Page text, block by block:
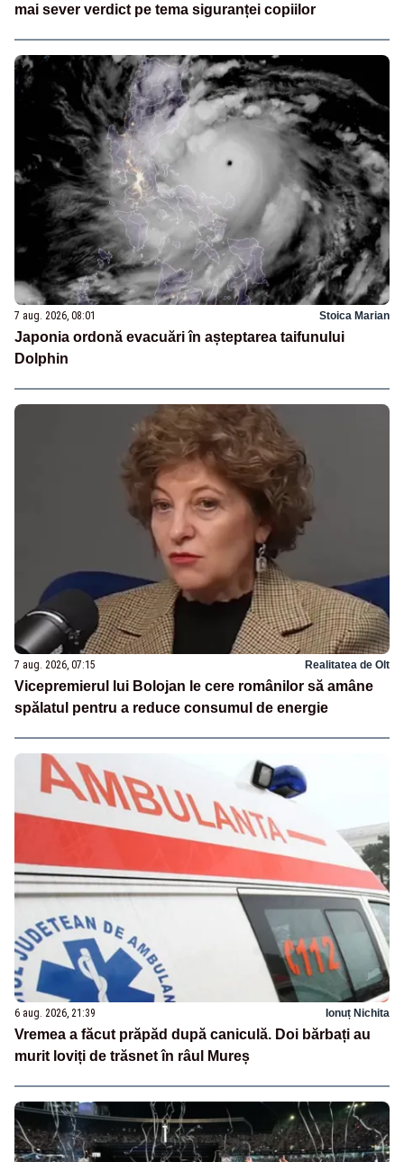
mai sever verdict pe tema siguranței copiilor
7 aug. 2026, 08:01 Stoica Marian
Japonia ordonă evacuări în așteptarea taifunului
Dolphin
7 aug. 2026, 07:15 Realitatea de Olt
Vicepremierul lui Bolojan le cere românilor să amâne
spălatul pentru a reduce consumul de energie
6 aug. 2026, 21:39 Ionuț Nichita
Vremea a făcut prăpăd după caniculă. Doi bărbați au
murit loviți de trăsnet în râul Mureș